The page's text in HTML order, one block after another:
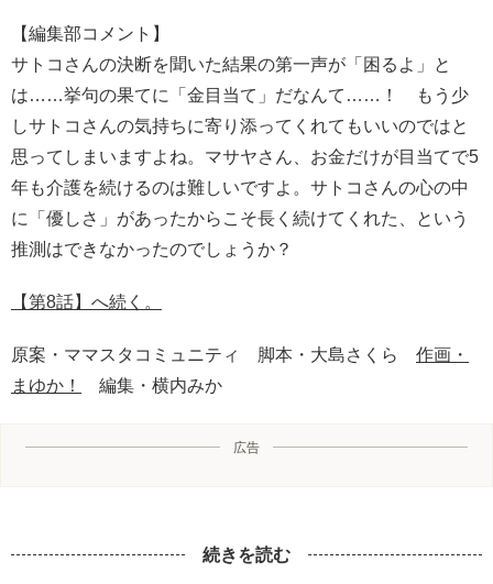
【編集部コメント】
サトコさんの決断を聞いた結果の第一声が「困るよ」と
は……挙句の果てに「金目当て」だなんて……！ もう少
しサトコさんの気持ちに寄り添ってくれてもいいのではと
思ってしまいますよね。マサヤさん、お金だけが目当てで5
年も介護を続けるのは難しいですよ。サトコさんの心の中
に「優しさ」があったからこそ長く続けてくれた、という
推測はできなかったのでしょうか？
【第8話】へ続く。
原案・ママスタコミュニティ 脚本・大島さくら 作画・
まゆか！
編集・横内みか
広告
続きを読む